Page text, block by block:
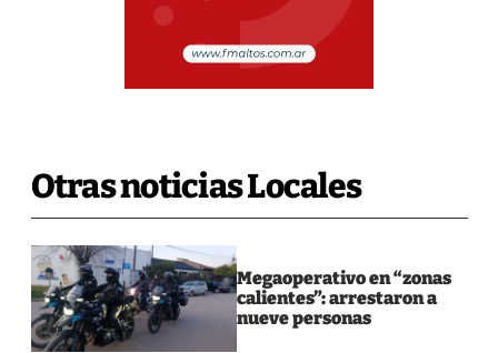
Otras noticias Locales
Megaoperativo en “zonas
calientes”: arrestaron a
nueve personas